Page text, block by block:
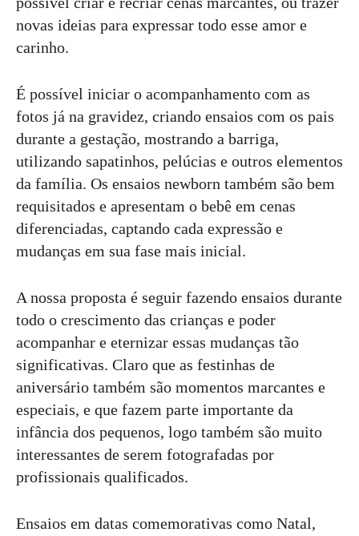
novas ideias para expressar todo esse amor e
carinho.
É possível iniciar o acompanhamento com as
fotos já na gravidez, criando ensaios com os pais
durante a gestação, mostrando a barriga,
utilizando sapatinhos, pelúcias e outros elementos
da família. Os ensaios newborn também são bem
requisitados e apresentam o bebê em cenas
diferenciadas, captando cada expressão e
mudanças em sua fase mais inicial.
A nossa proposta é seguir fazendo ensaios durante
todo o crescimento das crianças e poder
acompanhar e eternizar essas mudanças tão
significativas. Claro que as festinhas de
aniversário também são momentos marcantes e
especiais, e que fazem parte importante da
infância dos pequenos, logo também são muito
interessantes de serem fotografadas por
profissionais qualificados.
Ensaios em datas comemorativas como Natal,